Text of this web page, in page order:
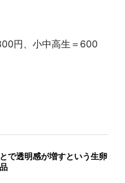
円、小中高生＝600
で透明感が増すという生卵